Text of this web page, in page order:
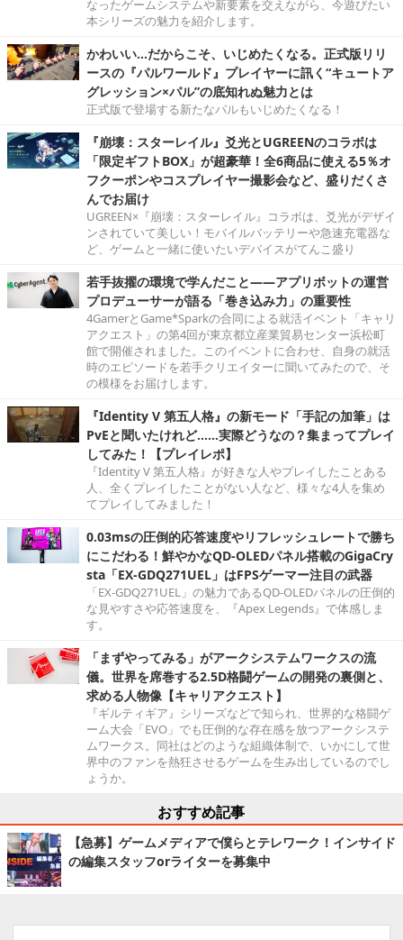
なったゲームシステムや新要素を交えながら、今遊びたい
本シリーズの魅力を紹介します。
かわいい…だからこそ、いじめたくなる。正式版リリ
ースの『パルワールド』プレイヤーに訊く“キュートア
グレッション×パル”の底知れぬ魅力とは
正式版で登場する新たなパルもいじめたくなる！
『崩壊：スターレイル』爻光とUGREENのコラボは
「限定ギフトBOX」が超豪華！全6商品に使える5％オ
フクーポンやコスプレイヤー撮影会など、盛りだくさ
んでお届け
UGREEN×『崩壊：スターレイル』コラボは、爻光がデザイ
ンされていて美しい！モバイルバッテリーや急速充電器な
ど、ゲームと一緒に使いたいデバイスがてんこ盛り
若手抜擢の環境で学んだこと――アプリボットの運営
プロデューサーが語る「巻き込み力」の重要性
4GamerとGame*Sparkの合同による就活イベント「キャリ
アクエスト」の第4回が東京都立産業貿易センター浜松町
館で開催されました。このイベントに合わせ、自身の就活
時のエピソードを若手クリエイターに聞いてみたので、そ
の模様をお届けします。
『Identity V 第五人格』の新モード「手記の加筆」は
PvEと聞いたけれど……実際どうなの？集まってプレイ
してみた！【プレイレポ】
『Identity V 第五人格』が好きな人やプレイしたことある
人、全くプレイしたことがない人など、様々な4人を集め
てプレイしてみました！
0.03msの圧倒的応答速度やリフレッシュレートで勝ち
にこだわる！鮮やかなQD-OLEDパネル搭載のGigaCry
sta「EX-GDQ271UEL」はFPSゲーマー注目の武器
「EX-GDQ271UEL」の魅力であるQD-OLEDパネルの圧倒的
な見やすさや応答速度を、『Apex Legends』で体感しま
す。
「まずやってみる」がアークシステムワークスの流
儀。世界を席巻する2.5D格闘ゲームの開発の裏側と、
求める人物像【キャリアクエスト】
『ギルティギア』シリーズなどで知られ、世界的な格闘ゲ
ーム大会「EVO」でも圧倒的な存在感を放つアークシステ
ムワークス。同社はどのような組織体制で、いかにして世
界中のファンを熱狂させるゲームを生み出しているのでし
ょうか。
おすすめ記事
【急募】ゲームメディアで僕らとテレワーク！インサイド
の編集スタッフorライターを募集中